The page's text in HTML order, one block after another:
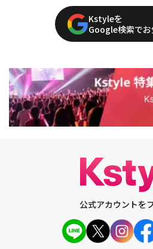
Kstyleを
Google検索で
公式アカウントを